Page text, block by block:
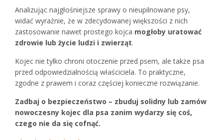
Analizując najgłośniejsze sprawy o nieupilnowane psy,
widać wyraźnie, że w zdecydowanej większości z nich
zastosowanie nawet prostego kojca mogłoby uratować
zdrowie lub życie ludzi i zwierząt.
Kojec nie tylko chroni otoczenie przed psem, ale także psa
przed odpowiedzialnością właściciela. To praktyczne,
zgodne z prawem i coraz częściej konieczne rozwiązanie.
Zadbaj o bezpieczeństwo – zbuduj solidny lub zamów
nowoczesny kojec dla psa zanim wydarzy się coś,
czego nie da się cofnąć.